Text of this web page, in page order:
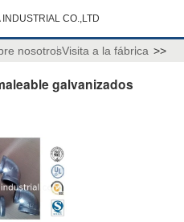
CO.,LTD
nosotrosVisita a la fábrica >>
galvanizados